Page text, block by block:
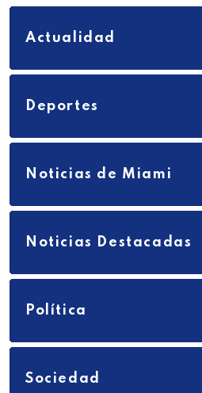
Actualidad
Deportes
Noticias de Miami
Noticias Destacadas
Política
Sociedad